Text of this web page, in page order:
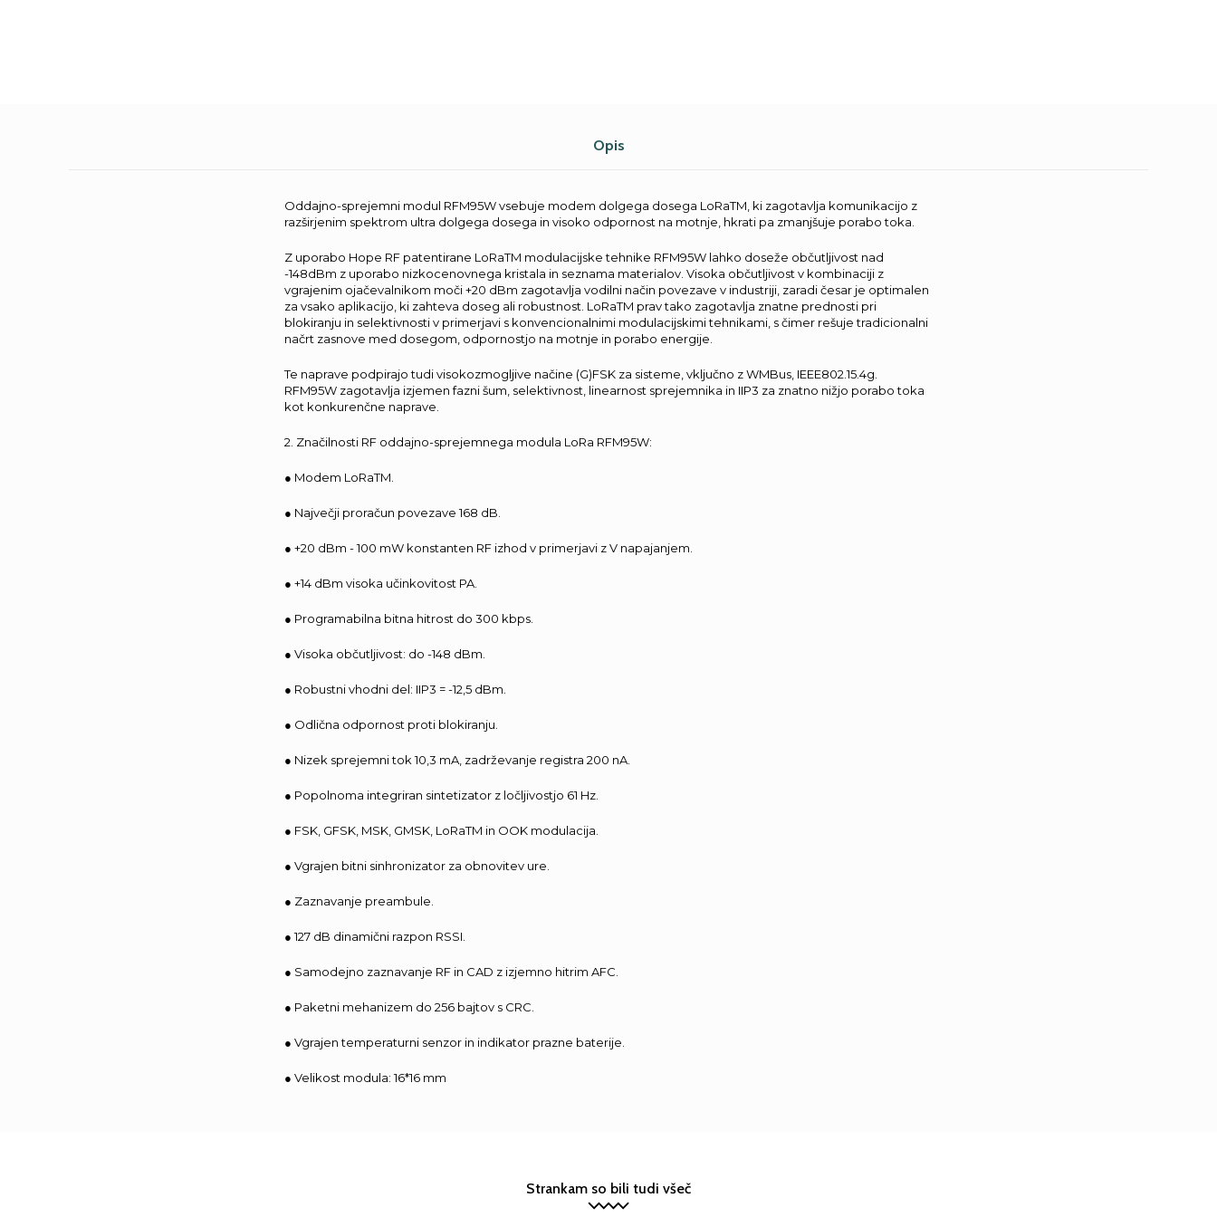
Opis
Oddajno-sprejemni modul RFM95W vsebuje modem dolgega dosega LoRaTM, ki zagotavlja komunikacijo z
razširjenim spektrom ultra dolgega dosega in visoko odpornost na motnje, hkrati pa zmanjšuje porabo toka.
Z uporabo Hope RF patentirane LoRaTM modulacijske tehnike RFM95W lahko doseže občutljivost nad
-148dBm z uporabo nizkocenovnega kristala in seznama materialov. Visoka občutljivost v kombinaciji z
vgrajenim ojačevalnikom moči +20 dBm zagotavlja vodilni način povezave v industriji, zaradi česar je optimalen
za vsako aplikacijo, ki zahteva doseg ali robustnost. LoRaTM prav tako zagotavlja znatne prednosti pri
blokiranju in selektivnosti v primerjavi s konvencionalnimi modulacijskimi tehnikami, s čimer rešuje tradicionalni
načrt zasnove med dosegom, odpornostjo na motnje in porabo energije.
Te naprave podpirajo tudi visokozmogljive načine (G)FSK za sisteme, vključno z WMBus, IEEE802.15.4g.
RFM95W zagotavlja izjemen fazni šum, selektivnost, linearnost sprejemnika in IIP3 za znatno nižjo porabo toka
kot konkurenčne naprave.
2. Značilnosti RF oddajno-sprejemnega modula LoRa RFM95W:
● Modem LoRaTM.
● Največji proračun povezave 168 dB.
● +20 dBm - 100 mW konstanten RF izhod v primerjavi z V napajanjem.
● +14 dBm visoka učinkovitost PA.
● Programabilna bitna hitrost do 300 kbps.
● Visoka občutljivost: do -148 dBm.
● Robustni vhodni del: IIP3 = -12,5 dBm.
● Odlična odpornost proti blokiranju.
● Nizek sprejemni tok 10,3 mA, zadrževanje registra 200 nA.
● Popolnoma integriran sintetizator z ločljivostjo 61 Hz.
● FSK, GFSK, MSK, GMSK, LoRaTM in OOK modulacija.
● Vgrajen bitni sinhronizator za obnovitev ure.
● Zaznavanje preambule.
● 127 dB dinamični razpon RSSI.
● Samodejno zaznavanje RF in CAD z izjemno hitrim AFC.
● Paketni mehanizem do 256 bajtov s CRC.
● Vgrajen temperaturni senzor in indikator prazne baterije.
● Velikost modula: 16*16 mm
Strankam so bili tudi všeč